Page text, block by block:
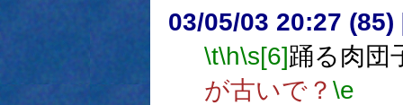
03/05/03 20:27 (85)
\t\h\s[6]踊る肉団
が古いで？ \e